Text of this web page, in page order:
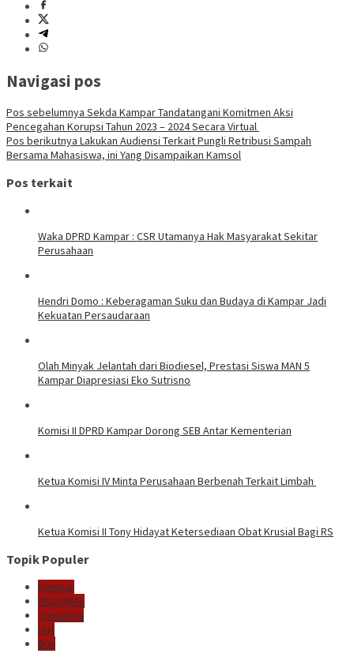
Navigasi pos
Pos sebelumnya Sekda Kampar Tandatangani Komitmen Aksi
Pencegahan Korupsi Tahun 2023 – 2024 Secara Virtual
Pos berikutnya Lakukan Audiensi Terkait Pungli Retribusi Sampah
Bersama Mahasiswa, ini Yang Disampaikan Kamsol
Pos terkait
Waka DPRD Kampar : CSR Utamanya Hak Masyarakat Sekitar
Perusahaan
Hendri Domo : Keberagaman Suku dan Budaya di Kampar Jadi
Kekuatan Persaudaraan
Olah Minyak Jelantah dari Biodiesel, Prestasi Siswa MAN 5
Kampar Diapresiasi Eko Sutrisno
Komisi II DPRD Kampar Dorong SEB Antar Kementerian
Ketua Komisi IV Minta Perusahaan Berbenah Terkait Limbah
Ketua Komisi II Tony Hidayat Ketersediaan Obat Krusial Bagi RS
Topik Populer
Kampar
REGIONAL
Sumatera
Hot
Bus